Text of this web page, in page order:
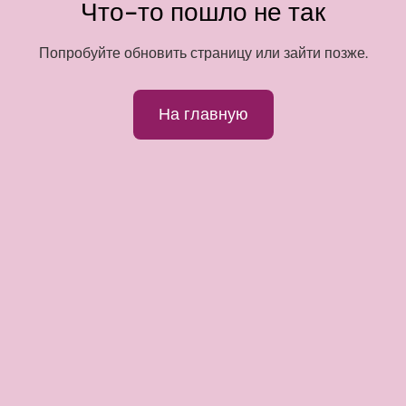
Что-то пошло не так
Попробуйте обновить страницу или зайти позже.
На главную